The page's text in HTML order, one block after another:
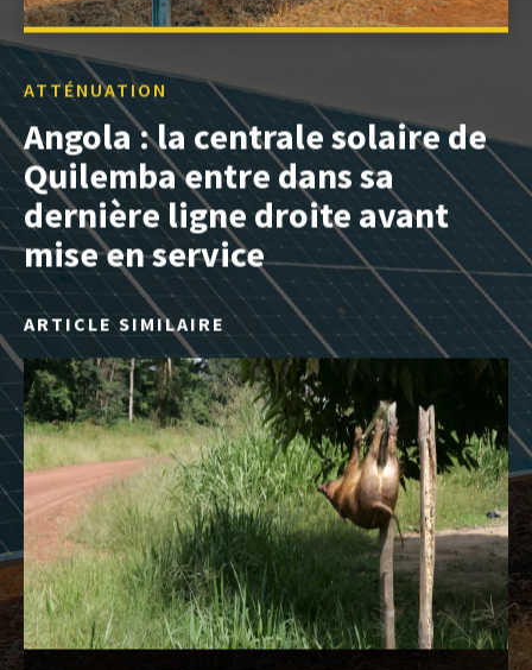
ATTÉNUATION
Angola : la centrale solaire de
Quilemba entre dans sa
dernière ligne droite avant
mise en service
ARTICLE SIMILAIRE